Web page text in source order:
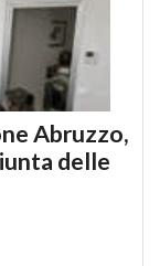
Abruzzo,
delle